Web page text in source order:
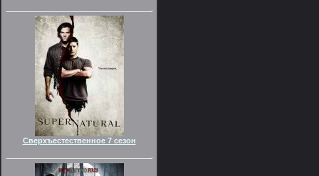
Сверхъестественное 7 сезон